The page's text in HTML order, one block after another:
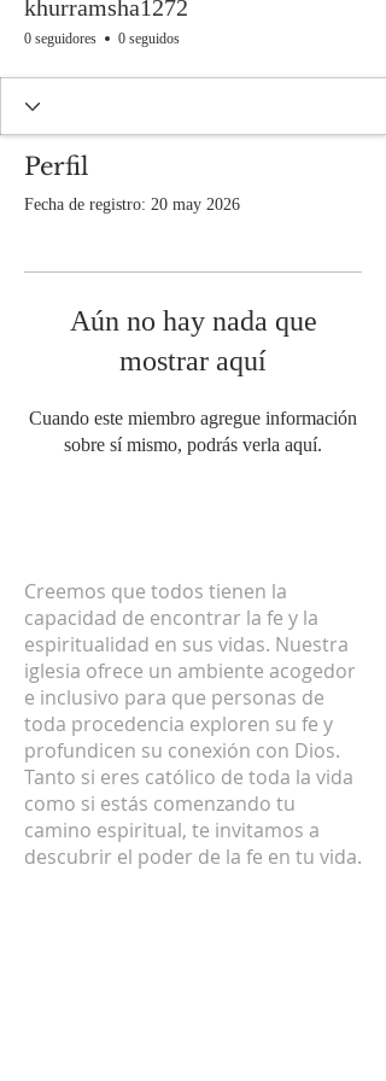
khurramsha1272
0 seguidores 0 seguidos
Perfil
Fecha de registro: 20 may 2026
Aún no hay nada que
mostrar aquí
Cuando este miembro agregue información
sobre sí mismo, podrás verla aquí.
Creemos que todos tienen la
capacidad de encontrar la fe y la
espiritualidad en sus vidas. Nuestra
iglesia ofrece un ambiente acogedor
e inclusivo para que personas de
toda procedencia exploren su fe y
profundicen su conexión con Dios.
Tanto si eres católico de toda la vida
como si estás comenzando tu
camino espiritual, te invitamos a
descubrir el poder de la fe en tu vida.